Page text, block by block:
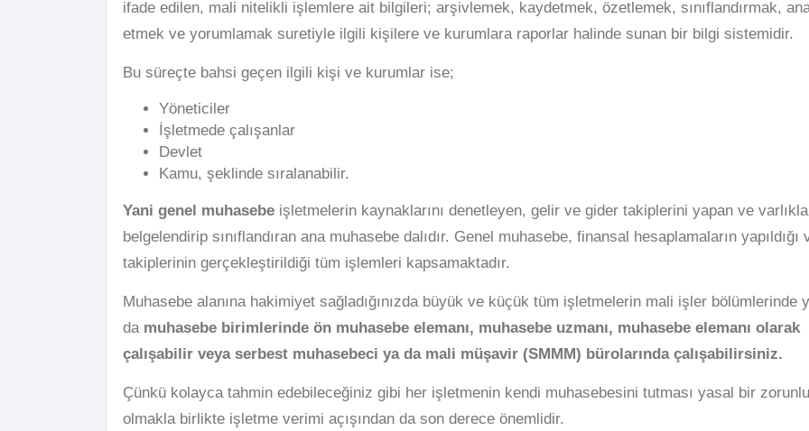
ifade edilen, mali nitelikli işlemlere ait bilgileri; arşivlemek, kaydetmek, özetlemek, sınıflandırmak,
etmek ve yorumlamak suretiyle ilgili kişilere ve kurumlara raporlar halinde sunan bir bilgi sistemidir.
Bu süreçte bahsi geçen ilgili kişi ve kurumlar ise;
Yöneticiler
İşletmede çalışanlar
Devlet
Kamu, şeklinde sıralanabilir.
Yani genel muhasebeişletmelerin kaynaklarını denetleyen, gelir ve gider takiplerini yapan ve
belgelendirip sınıflandıran ana muhasebe dalıdır. Genel muhasebe, finansal hesaplamaların yapıldığı
takiplerinin gerçekleştirildiği tüm işlemleri kapsamaktadır.
Muhasebe alanına hakimiyet sağladığınızda büyük ve küçük tüm işletmelerin mali işler bölümlerinde
da muhasebe birimlerinde ön muhasebe elemanı, muhasebe uzmanı, muhasebe elemanı olarak
çalışabilir veya serbest muhasebeci ya da mali müşavir (SMMM) bürolarında çalışabilirsiniz.
Çünkü kolayca tahmin edebileceğiniz gibi her işletmenin kendi muhasebesini tutması yasal bir
olmakla birlikte işletme verimi açışından da son derece önemlidir.